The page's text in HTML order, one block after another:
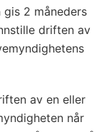
2 måneders
driften av
av en eller
når